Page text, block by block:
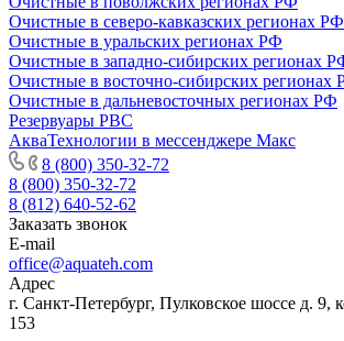
Очистные в северо-кавказских регионах РФ
Очистные в уральских регионах РФ
Очистные в западно-сибирских регионах
Очистные в восточно-сибирских регионах
Очистные в дальневосточных регионах РФ
Резервуары РВС
АкваТехнологии в мессенджере Макс
8 (800) 350-32-72
8 (800) 350-32-72
8 (812) 640-52-62
Заказать звонок
E-mail
office@aquateh.com
Адрес
г. Санкт-Петербург, Пулковское шоссе д. 9,
153